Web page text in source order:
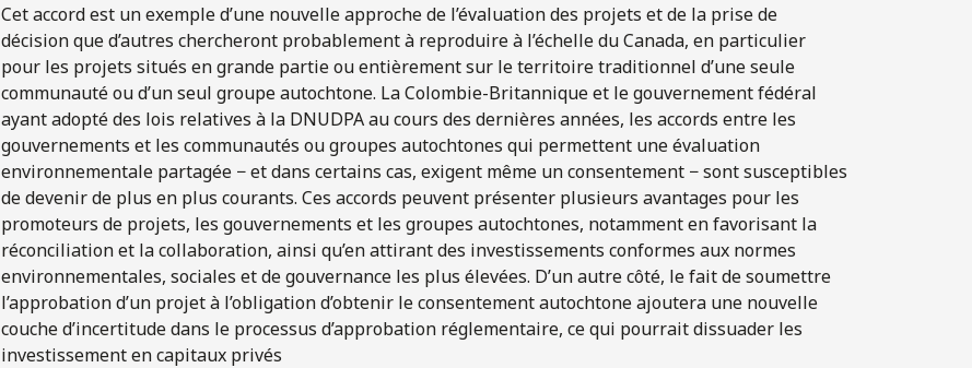
Cet accord est un exemple d’une nouvelle approche de l’évaluation des projets et de la prise de
décision que d’autres chercheront probablement à reproduire à l’échelle du Canada, en particulier
pour les projets situés en grande partie ou entièrement sur le territoire traditionnel d’une seule
communauté ou d’un seul groupe autochtone. La Colombie-Britannique et le gouvernement fédéral
ayant adopté des lois relatives à la DNUDPA au cours des dernières années, les accords entre les
gouvernements et les communautés ou groupes autochtones qui permettent une évaluation
environnementale partagée − et dans certains cas, exigent même un consentement − sont susceptibles
de devenir de plus en plus courants. Ces accords peuvent présenter plusieurs avantages pour les
promoteurs de projets, les gouvernements et les groupes autochtones, notamment en favorisant la
réconciliation et la collaboration, ainsi qu’en attirant des investissements conformes aux normes
environnementales, sociales et de gouvernance les plus élevées. D’un autre côté, le fait de soumettre
l’approbation d’un projet à l’obligation d’obtenir le consentement autochtone ajoutera une nouvelle
couche d’incertitude dans le processus d’approbation réglementaire, ce qui pourrait dissuader les
investissement en capitaux privés